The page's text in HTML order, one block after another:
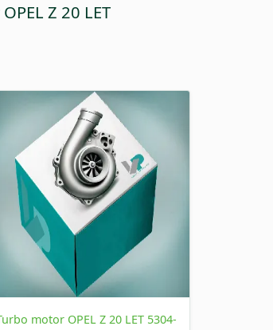
Z 20 LET
motor OPEL Z 20 LET 5304-